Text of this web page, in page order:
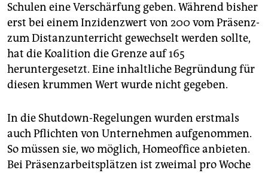
Schulen eine Verschärfung geben. Während bisher
erst bei einem Inzidenzwert von 200 vom Präsenz-
zum Distanzunterricht gewechselt werden sollte,
hat die Koalition die Grenze auf 165
heruntergesetzt. Eine inhaltliche Begründung für
diesen krummen Wert wurde nicht gegeben.
In die Shutdown-Regelungen wurden erstmals
auch Pflichten von Unternehmen aufgenommen.
So müssen sie, wo möglich, Homeoffice anbieten.
Bei Präsenzarbeitsplätzen ist zweimal pro Woche